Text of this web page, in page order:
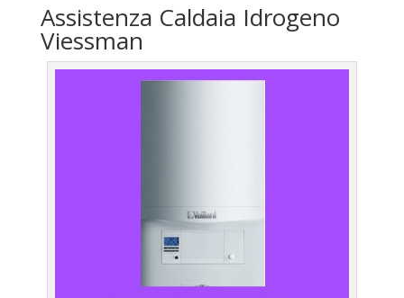
Assistenza Caldaia Idrogeno
Viessman